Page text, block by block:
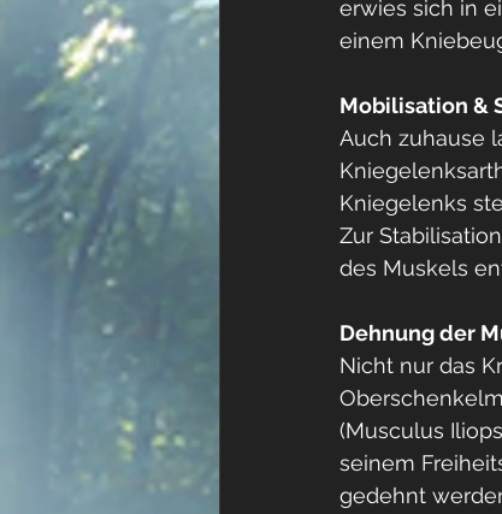
erwies sich in
einem
Mobilisation &
Auch zuhause
Kniegelenks
Zur
des Muskels
Dehnung der
Nicht nur das
(Musculus
seinem
gedehnt